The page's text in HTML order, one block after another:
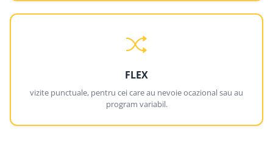
FLEX
vizite punctuale, pentru cei care au nevoie ocazional sau au
program variabil.